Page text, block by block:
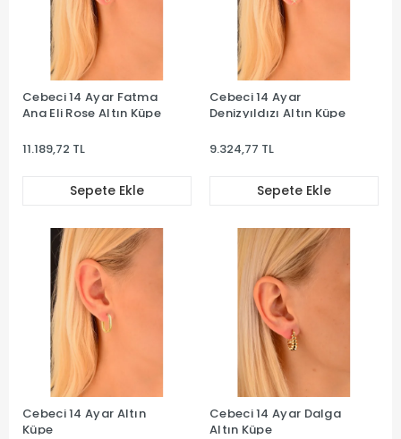
Cebeci 14 Ayar Fatma
Ana Eli Rose Altın Küpe
11.189,72 TL
Sepete Ekle
Cebeci 14 Ayar
Denizyıldızı Altın Küpe
9.324,77 TL
Sepete Ekle
Cebeci 14 Ayar Altın
Küpe
Cebeci 14 Ayar Dalga
Altın Küpe